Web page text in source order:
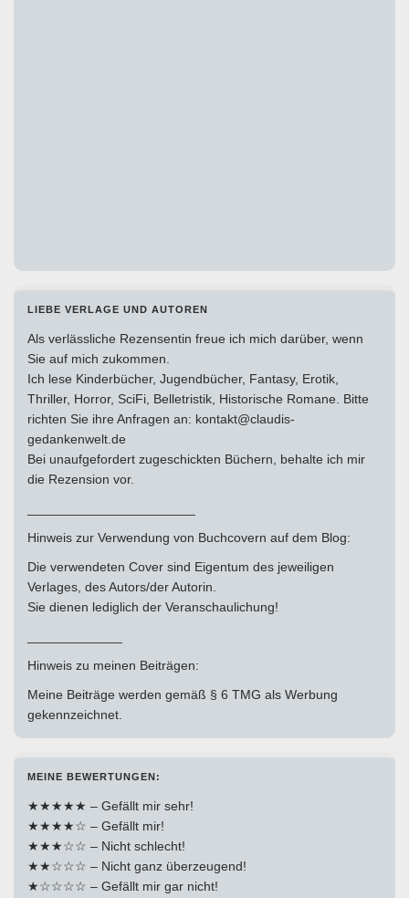
LIEBE VERLAGE UND AUTOREN
Als verlässliche Rezensentin freue ich mich darüber, wenn
Sie auf mich zukommen.
Ich lese Kinderbücher, Jugendbücher, Fantasy, Erotik,
Thriller, Horror, SciFi, Belletristik, Historische Romane. Bitte
richten Sie ihre Anfragen an: kontakt@claudis-
gedankenwelt.de
Bei unaufgefordert zugeschickten Büchern, behalte ich mir
die Rezension vor.
Hinweis zur Verwendung von Buchcovern auf dem Blog:
Die verwendeten Cover sind Eigentum des jeweiligen
Verlages, des Autors/der Autorin.
Sie dienen lediglich der Veranschaulichung!
Hinweis zu meinen Beiträgen:
Meine Beiträge werden gemäß § 6 TMG als Werbung
gekennzeichnet.
MEINE BEWERTUNGEN:
★★★★★ – Gefällt mir sehr!
★★★★☆ – Gefällt mir!
★★★☆☆ – Nicht schlecht!
★★☆☆☆ – Nicht ganz überzeugend!
★☆☆☆☆ – Gefällt mir gar nicht!